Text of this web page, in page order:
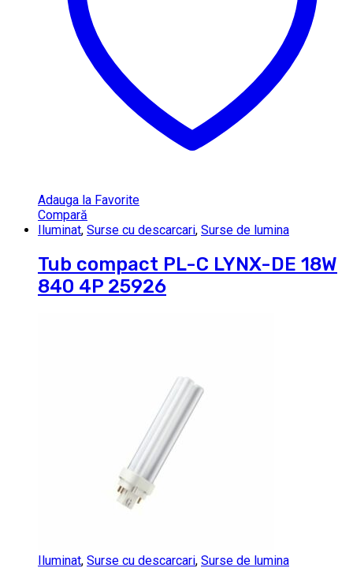
Adauga la Favorite
Compară
Iluminat, Surse cu descarcari, Surse de lumina
Tub compact PL-C LYNX-DE 18W
840 4P 25926
Iluminat, Surse cu descarcari, Surse de lumina